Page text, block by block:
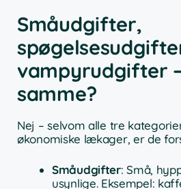
Småudgifter,
vampyrudgifter
samme?
Nej – selvom alle tre
økonomiske lækager, er de
Småudgifter: Små,
usynlige. Eksempel: